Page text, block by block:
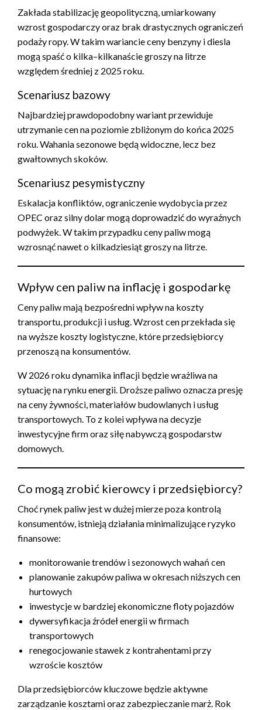
Zakłada stabilizację geopolityczną, umiarkowany
wzrost gospodarczy oraz brak drastycznych ograniczeń
podaży ropy. W takim wariancie ceny benzyny i diesla
mogą spaść o kilka–kilkanaście groszy na litrze
względem średniej z 2025 roku.
Scenariusz bazowy
Najbardziej prawdopodobny wariant przewiduje
utrzymanie cen na poziomie zbliżonym do końca 2025
roku. Wahania sezonowe będą widoczne, lecz bez
gwałtownych skoków.
Scenariusz pesymistyczny
Eskalacja konfliktów, ograniczenie wydobycia przez
OPEC oraz silny dolar mogą doprowadzić do wyraźnych
podwyżek. W takim przypadku ceny paliw mogą
wzrosnąć nawet o kilkadziesiąt groszy na litrze.
Wpływ cen paliw na inflację i gospodarkę
Ceny paliw mają bezpośredni wpływ na koszty
transportu, produkcji i usług. Wzrost cen przekłada się
na wyższe koszty logistyczne, które przedsiębiorcy
przenoszą na konsumentów.
W 2026 roku dynamika inflacji będzie wrażliwa na
sytuację na rynku energii. Droższe paliwo oznacza presję
na ceny żywności, materiałów budowlanych i usług
transportowych. To z kolei wpływa na decyzje
inwestycyjne firm oraz siłę nabywczą gospodarstw
domowych.
Co mogą zrobić kierowcy i przedsiębiorcy?
Choć rynek paliw jest w dużej mierze poza kontrolą
konsumentów, istnieją działania minimalizujące ryzyko
finansowe:
monitorowanie trendów i sezonowych wahań cen
planowanie zakupów paliwa w okresach niższych cen
hurtowych
inwestycje w bardziej ekonomiczne floty pojazdów
dywersyfikacja źródeł energii w firmach
transportowych
renegocjowanie stawek z kontrahentami przy
wzroście kosztów
Dla przedsiębiorców kluczowe będzie aktywne
zarządzanie kosztami oraz zabezpieczanie marż. Rok